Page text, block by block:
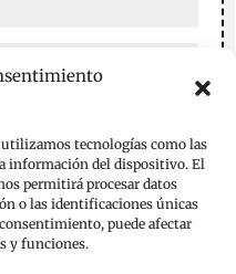
utilizamos tecnologías como las
información del dispositivo. El
permitirá procesar datos
o las identificaciones únicas
puede afectar
y funciones.
que comente.
comentario